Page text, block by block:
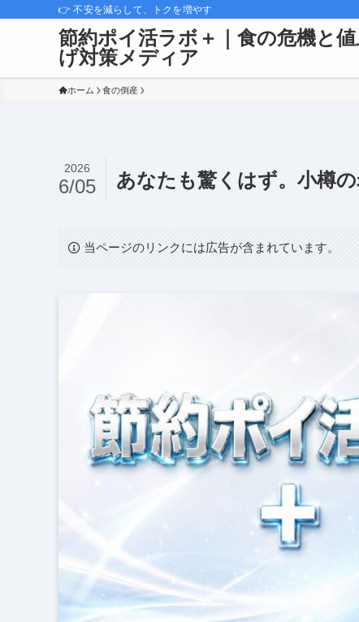
👉 不安を減らして、トクを増やす
節約ポイ活ラボ＋｜食の危機と
げ対策メディア
ホーム 食の倒産
あなたも驚くはず。小樽
2026
6/05
当ページのリンクには広告が含まれています。